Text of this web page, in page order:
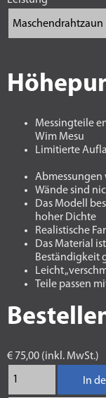
Messingteile
Wim Mesu
Limitierte
Abmessungen
Wände sind
Das Modell
hoher Dichte
Realistische
Das Material
Beständigkeit
Leicht
Teile passen
€ 75,00 (inkl. MwSt.)
In